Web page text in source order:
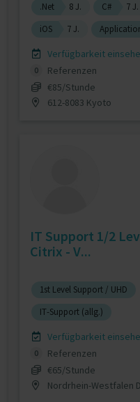
.Net 8 J. C# 7 J.
iOS
7 J.
Verfügbarkeit
0
Referenzen
€85/Stunde
612-8083 Kyoto
IT Support 1/2
Citrix - V...
1st Level Support / UHD
IT-Support (allg.)
Verfügbarkeit
0
Referenzen
€65/Stunde
Nordrhein-Westfalen